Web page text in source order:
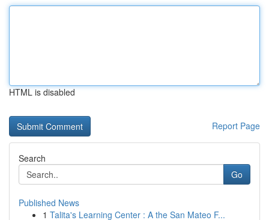
HTML is disabled
Report Page
Search
Go
Published News
1 Talita's Learning Center : A the San Mateo F...